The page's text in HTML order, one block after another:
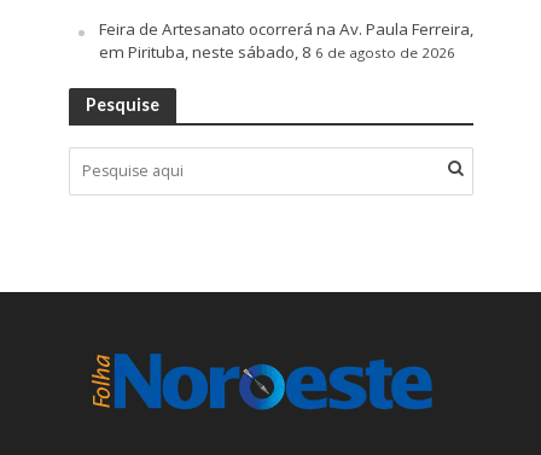
Feira de Artesanato ocorrerá na Av. Paula Ferreira,
em Pirituba, neste sábado, 8 6 de agosto de 2026
Pesquise